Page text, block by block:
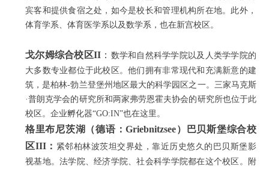
宾客和提供食宿之处，如今是校长和管理机构所在地。此外，
体育学系、体育医学系以及数学系，也在新宫校区。
戈尔姆综合校区II： 数学和自然科学学院以及人类学学院的
大多数专业都位于此校区。他们拥有非常现代和充满新意的建
筑，是柏林-勃兰登堡州地区最大的科学园区之一。三家马克斯
·普朗克学会的研究所和两家弗劳恩霍夫协会的研究所也位于此
校区。企业孵化器“GO:IN”也在这里。
格里布尼茨湖（德语：Griebnitzsee）巴贝斯堡综合校
区III： 紧邻柏林波茨坦交界处，靠近历史悠久的巴贝斯堡影
视基地。法学院、经济学院、社会科学学院都在这个校区。附